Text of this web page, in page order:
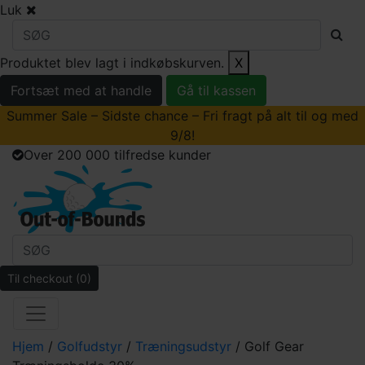
Luk
Produktet blev lagt i indkøbskurven.
X
Fortsæt med at handle
Gå til kassen
Summer Sale – Sidste chance – Fri fragt på alt til og med
9/8!
Over 200 000 tilfredse kunder
Til checkout (0)
Hjem / Golfudstyr / Træningsudstyr / Golf Gear